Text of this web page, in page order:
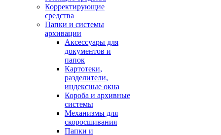
Корректирующие
средства
Папки и системы
архивации
Аксессуары для
документов и
папок
Картотеки,
разделители,
индексные окна
Короба и архивные
системы
Механизмы для
скоросшивания
Папки и